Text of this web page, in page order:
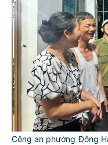
Công an phường Đông